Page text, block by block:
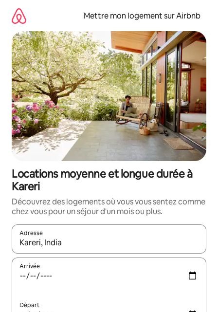
directement
contenu
Mettre mon logement sur Airbnb
Locations moyenne et longue durée à
Kareri
Découvrez des logements où vous vous sentez comme
chez vous pour un séjour d'un mois ou plus.
Adresse
Lorsque les résultats s'affichent, utilisez les flèches vers le
Arrivée
Départ